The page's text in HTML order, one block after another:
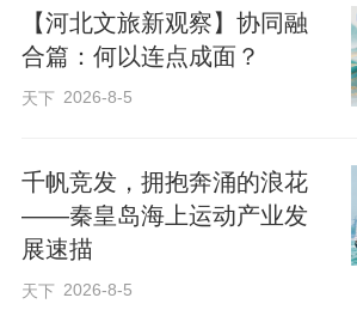
【河北文旅新观察】协同融
合篇：何以连点成面？
天下 2026-8-5
千帆竞发，拥抱奔涌的浪花
——秦皇岛海上运动产业发
展速描
天下 2026-8-5